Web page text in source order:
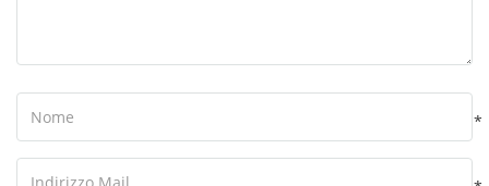
*
Your